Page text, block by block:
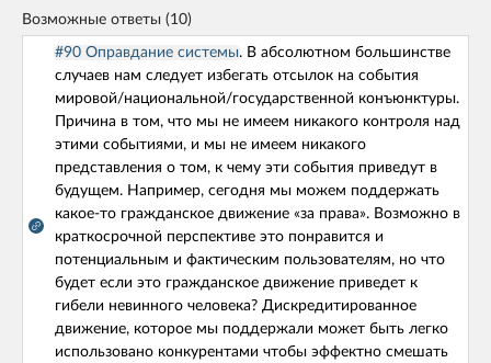
Боб - ИИ Ассистент
Наши проекты
Возможные ответы (10)
#90 Оправдание системы. В абсолютном большинстве
случаев нам следует избегать отсылок на события
мировой/национальной/государственной конъюнктуры.
Причина в том, что мы не имеем никакого контроля над
этими событиями, и мы не имеем никакого
представления о том, к чему эти события приведут в
будущем. Например, сегодня мы можем поддержать
какое-то гражданское движение «за права». Возможно в
краткосрочной перспективе это понравится и
потенциальным и фактическим пользователям, но что
будет если это гражданское движение приведет к
гибели невинного человека? Дискредитированное
движение, которое мы поддержали может быть легко
использовано конкурентами чтобы эффектно смешать
UX CORE GUIDE
UXCG — это бесплатный инструмент, который помогает
разобраться в самых популярных проблемах продуктового
и проектного менеджмента с точки зрения когнитивной
науки и поведенческой экономики.
ВЫБЕРИТЕ СТАДИЮ ВАШЕГО ПРОЕКТА